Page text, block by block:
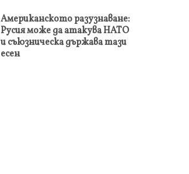
Американското разузнаване:
Русия може да атакува НАТО
и съюзническа държава тази
есен